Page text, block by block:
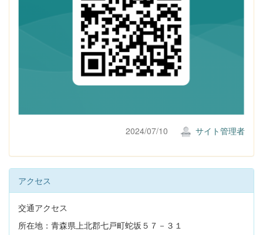
2024/07/10 サイト管理者
アクセス
交通アクセス
所在地：青森県上北郡七戸町蛇坂５７－３１